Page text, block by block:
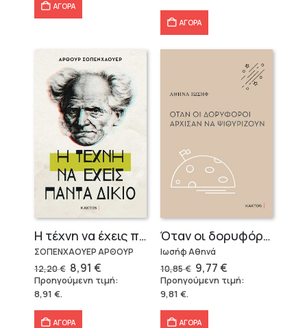
ΑΓΟΡΑ
ΑΓΟΡΑ
Η τέχνη να έχεις πάντα δίκιο – Άρθουρ Σοπενχάουερ
ΣΟΠΕΝΧΑΟΥΕΡ ΑΡΘΟΥΡ
12,20€ Original
price
was:
8,91 €Η
τρέχουσα
τιμή
Προηγούμενη τιμή:
8,91 €.
ΑΓΟΡΑ
Όταν οι δορυφόροι άρχισαν να ψιθυρίζουν
Ιωσήφ Αθηνά
10,85€ Original
price
was:
9,77€Η
τρέχουσα
τιμή
Προηγούμενη τιμή:
9,81 €.
ΑΓΟΡΑ